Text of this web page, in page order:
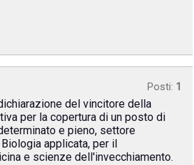
Posti: 1
del vincitore della
per la copertura di un posto di
e pieno, settore
applicata, per il
e scienze dell'invecchiamento.